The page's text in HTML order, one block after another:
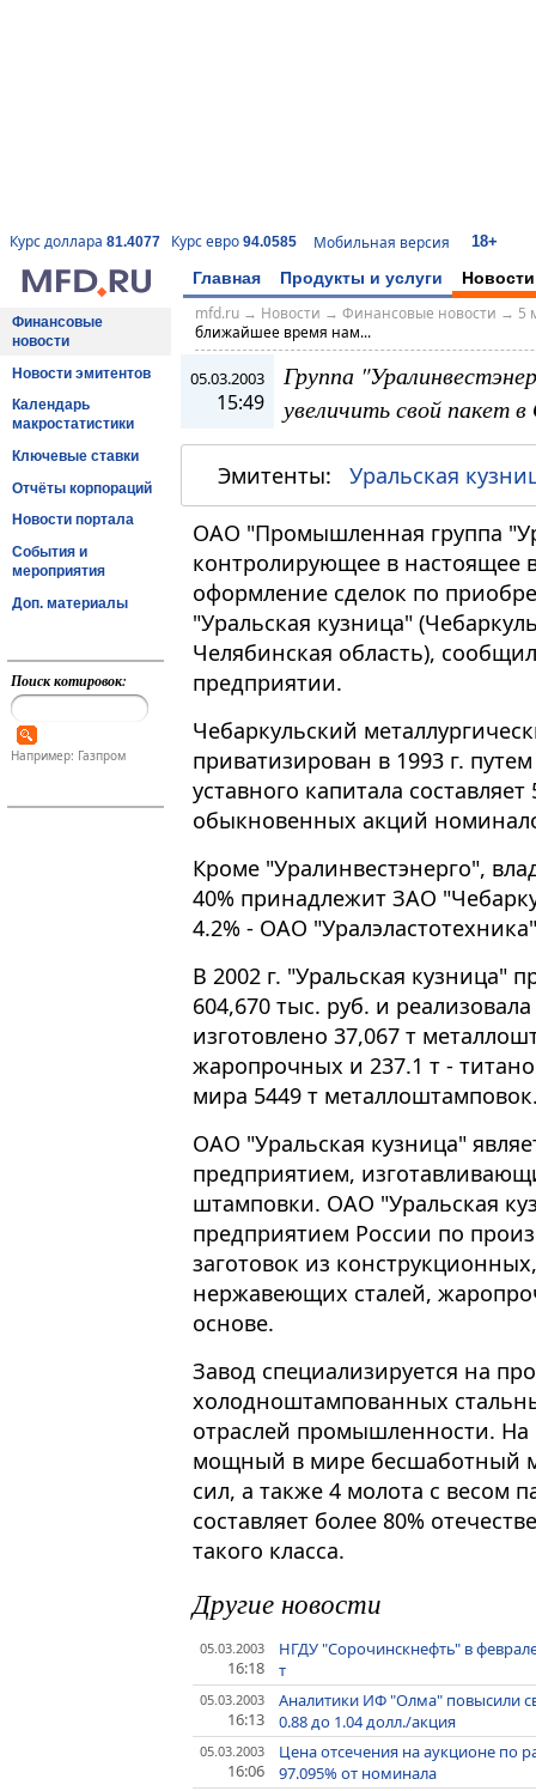
Курс доллара 81.4077 Курс евро 94.0585 Мобильная версия 18+
Главная Продукты и услуги Новости
Финансовые
новости
Новости эмитентов
Календарь
макростатистики
Ключевые ставки
Отчёты корпораций
Новости портала
События и
мероприятия
Доп. материалы
Поиск котировок:
Например: Газпром
mfd.ru→ Новости → Финансовые новости → 5
ближайшее время нам...
05.03.2003
15:49
Группа
увеличить свой пакет
Эмитенты: Уральская
ОАО "Промышленная группа
контролирующее в настоящее
оформление сделок по
"Уральская кузница"
Челябинская область),
предприятии.
Чебаркульский
приватизирован в 1993 г.
уставного капитала
обыкновенных акций
Кроме "Уралинвестэнерго",
40% принадлежит ЗАО
4.2% - ОАО
В 2002 г. "Уральская кузница"
604,670 тыс. руб. и
изготовлено 37,067 т
жаропрочных и 237.1 т -
мира 5449 т
ОАО "Уральская кузница"
предприятием,
штамповки. ОАО "Уральская
предприятием России по
заготовок из
нержавеющих сталей,
основе.
Завод специализируется на
холодноштампованных
отраслей промышленности.
мощный в мире бесшаботный
сил, а также 4 молота с весом
составляет более 80%
такого класса.
Другие новости
05.03.2003
16:18
НГДУ "Сорочинскнефть" в
т
05.03.2003
16:13
Аналитики ИФ "Олма" повысили
0.88 до 1.04 долл./акция
05.03.2003
16:06
Цена отсечения на аукционе по
97.095% от номинала